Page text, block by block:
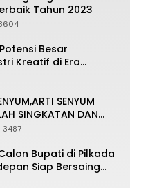
Tahun 2023
Besar
Kreatif di Era
SENYUM
SINGKATAN DAN
3487
Bupati di Pilkada
Siap Bersaing